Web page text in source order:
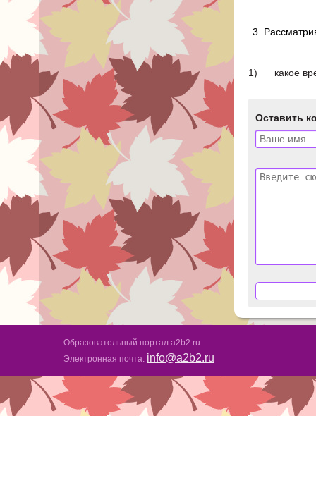
1) какое
Оставить
Образовательный портал a2b2.ru
Электронная почта: info@a2b2.ru